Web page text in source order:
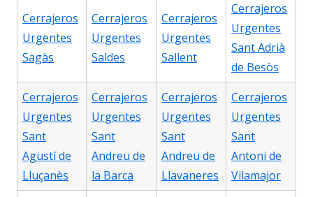
Cerrajeros
Urgentes
Sagàs
Cerrajeros
Urgentes
Saldes
Cerrajeros
Urgentes
Sallent
Cerrajeros
Urgentes
Sant Adrià
de Besòs
Cerrajeros
Urgentes
Sant
Agustí de
Lluçanès
Cerrajeros
Urgentes
Sant
Andreu de
la Barca
Cerrajeros
Urgentes
Sant
Andreu de
Llavaneres
Cerrajeros
Urgentes
Sant
Antoni de
Vilamajor